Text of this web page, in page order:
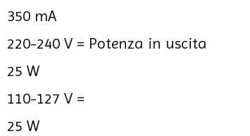
350 mA
220-240 V = Potenza in uscita
25 W
110-127 V =
25 W